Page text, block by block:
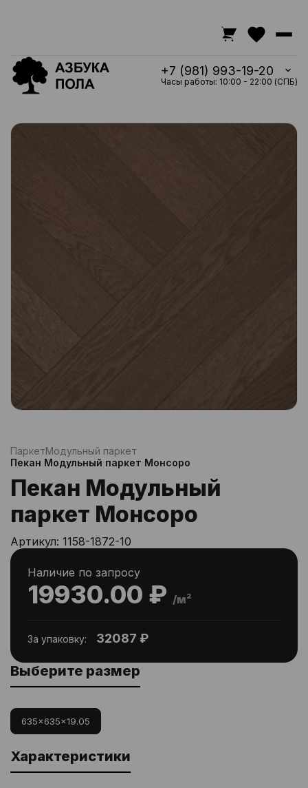
+7 (981) 993-19-20
Часы работы: 10:00 - 22:00 (СПБ)
ПаркетМодульный паркет
Пекан Модульный паркет Монсоро
Пекан Модульный
паркет Монсоро
Артикул: 1158-1872-10
19930.00 ₽ /м²
Наличие по запросу
За упаковку: 32087 ₽
Выберите размер
635x635x19.05
Характеристики